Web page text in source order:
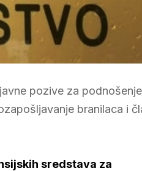
pozive za
branilaca i
sredstava za